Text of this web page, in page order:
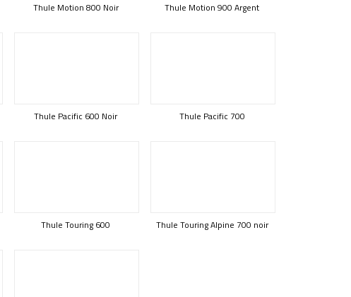
Thule Motion 800 Noir Thule Motion 900 Argent
Thule Pacific 600 Noir Thule Pacific 700
Thule Touring 600 Thule Touring Alpine 700 noir